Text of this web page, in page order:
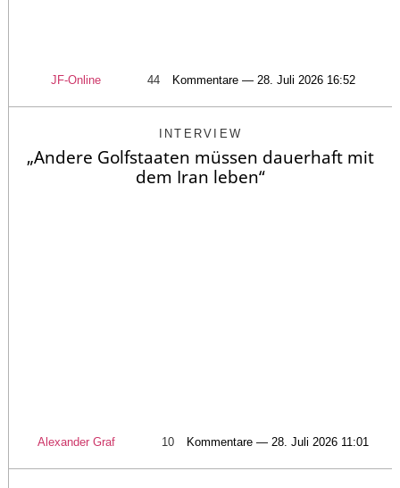
JF-Online 44 Kommentare — 28. Juli 2026 16:52
INTERVIEW
„Andere Golfstaaten müssen dauerhaft mit
dem Iran leben“
Alexander Graf 10 Kommentare — 28. Juli 2026 11:01